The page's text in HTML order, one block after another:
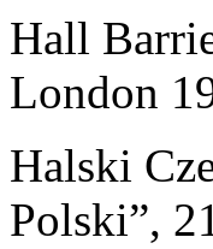
Hall
London
Halski
Polski”,